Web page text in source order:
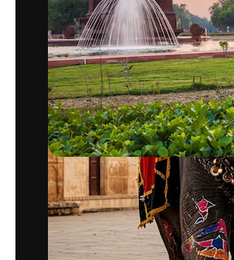
Copyright © 2010-2026